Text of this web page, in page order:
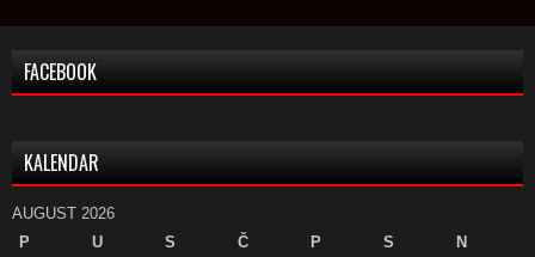
FACEBOOK
KALENDAR
AUGUST 2026
P
U S Č P S
N